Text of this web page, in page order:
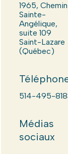
1965, Chemin
Sainte-
Angélique,
suite 109
Saint-Lazare
(Québec)
514-495-
Médias
sociaux